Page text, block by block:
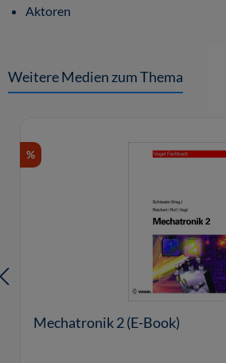
Aktoren
Weitere Medien zum Thema
%
Mechatronik 2 (E-Book)